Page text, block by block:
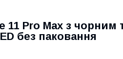
Pro Max з чорним
без паковання